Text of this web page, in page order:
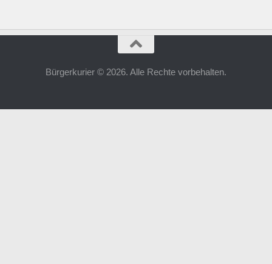
Bürgerkurier © 2026. Alle Rechte vorbehalten.